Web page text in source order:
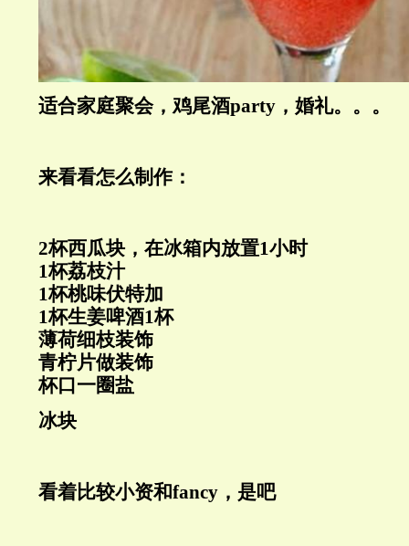
适合家庭聚会，鸡尾酒party ，婚礼。。。
来看看怎么制作：
2杯西瓜块，在冰箱内放置1小时
1杯荔枝汁
1杯桃味伏特加
1杯生姜啤酒1杯
薄荷细枝装饰
青柠片做装饰
杯口一圈盐
冰块
看着比较小资和fancy，是吧